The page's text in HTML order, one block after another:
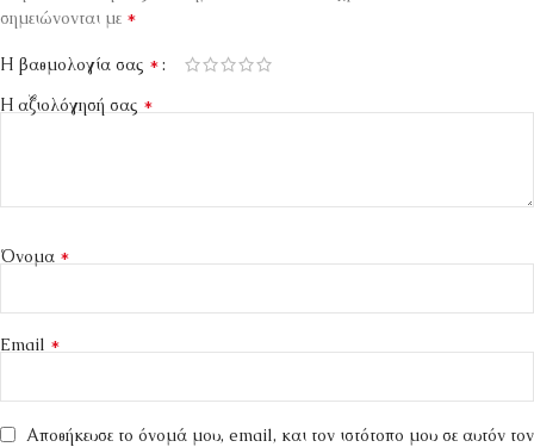
σημειώνονται με *
Η βαθμολογία σας *
Η αξιολόγησή σας *
Όνομα *
Email *
Αποθήκευσε το όνομά μου, email, και τον ιστότοπο μου σε αυτόν τον